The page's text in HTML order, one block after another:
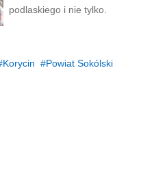
podlaskiego i nie tylko.
Korycin
Powiat Sokólski